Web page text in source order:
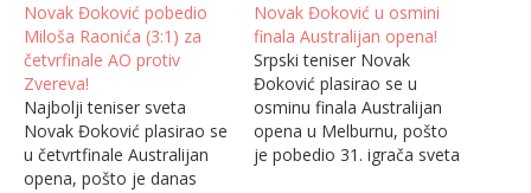
Novak Đoković pobedio
Miloša Raonića (3:1) za
četvrfinale AO protiv
Zvereva!
Najbolji teniser sveta
Novak Đoković plasirao se
u četvrtfinale Australijan
opena, pošto je danas
Novak Đoković u osmini
finala Australijan opena!
Srpski teniser Novak
Đoković plasirao se u
osminu finala Australijan
opena u Melburnu, pošto
je pobedio 31. igrača sveta